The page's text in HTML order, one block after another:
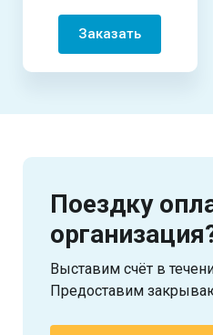
Заказать
Поездку
Выставим счёт в
Предоставим